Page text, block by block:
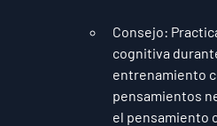
Consejo:
cognitiva
entrenamiento
pensamientos
el pensamiento